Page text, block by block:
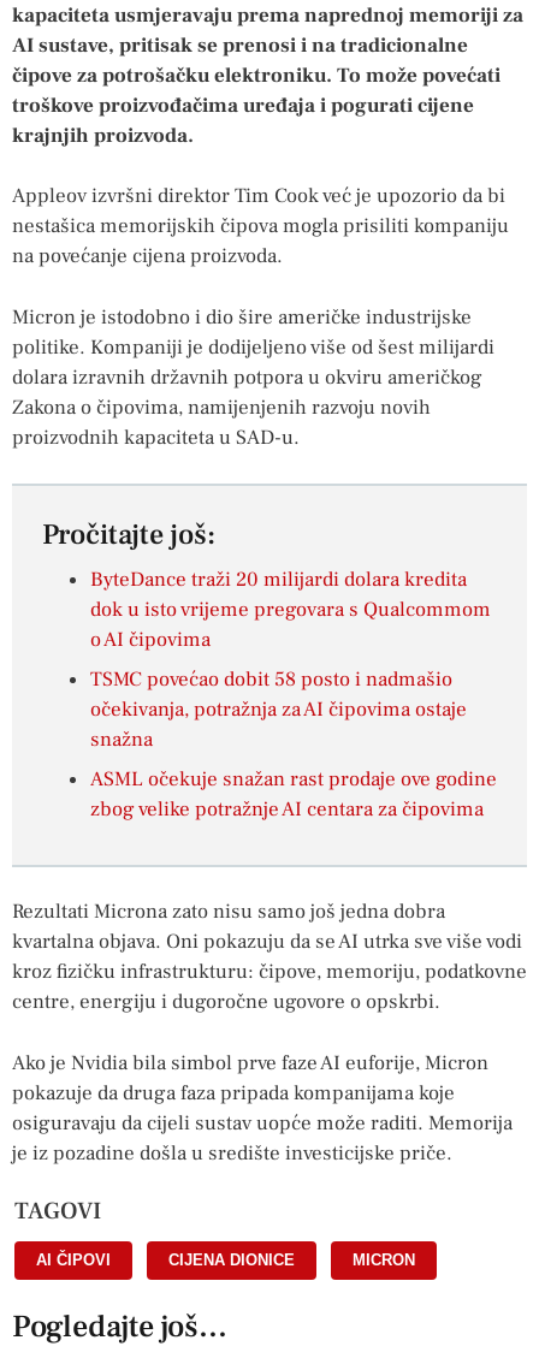
kapaciteta usmjeravaju prema naprednoj memoriji za
AI sustave, pritisak se prenosi i na tradicionalne
čipove za potrošačku elektroniku. To može povećati
troškove proizvođačima uređaja i pogurati cijene
krajnjih proizvoda.
Appleov izvršni direktor Tim Cook već je upozorio da bi
nestašica memorijskih čipova mogla prisiliti kompaniju
na povećanje cijena proizvoda.
Micron je istodobno i dio šire američke industrijske
politike. Kompaniji je dodijeljeno više od šest milijardi
dolara izravnih državnih potpora u okviru američkog
Zakona o čipovima, namijenjenih razvoju novih
proizvodnih kapaciteta u SAD-u.
Pročitajte još:
ByteDance traži 20 milijardi dolara kredita
dok u isto vrijeme pregovara s Qualcommom
o AI čipovima
TSMC povećao dobit 58 posto i nadmašio
očekivanja, potražnja za AI čipovima ostaje
snažna
ASML očekuje snažan rast prodaje ove godine
zbog velike potražnje AI centara za čipovima
Rezultati Microna zato nisu samo još jedna dobra
kvartalna objava. Oni pokazuju da se AI utrka sve više vodi
kroz fizičku infrastrukturu: čipove, memoriju, podatkovne
centre, energiju i dugoročne ugovore o opskrbi.
Ako je Nvidia bila simbol prve faze AI euforije, Micron
pokazuje da druga faza pripada kompanijama koje
osiguravaju da cijeli sustav uopće može raditi. Memorija
je iz pozadine došla u središte investicijske priče.
TAGOVI
AI ČIPOVI CIJENA DIONICE MICRON
Pogledajte još...